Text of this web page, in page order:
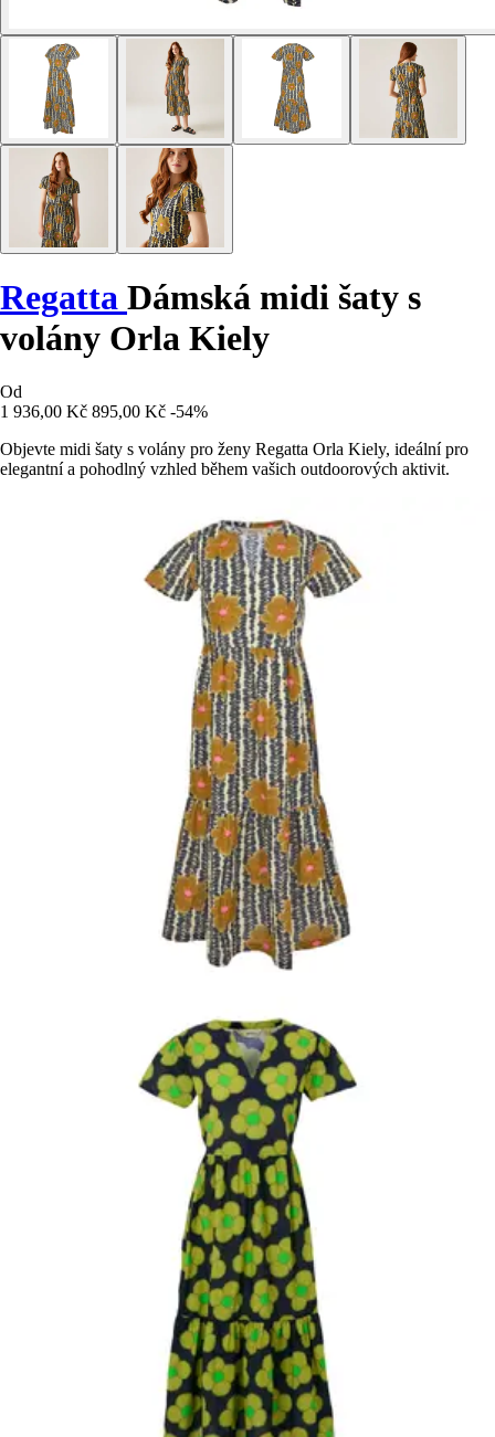
Regatta Dámská midi šaty s
volány Orla Kiely
Od
1 936,00 Kč 895,00 Kč -54%
Objevte midi šaty s volány pro ženy Regatta Orla Kiely, ideální pro
elegantní a pohodlný vzhled během vašich outdoorových aktivit.